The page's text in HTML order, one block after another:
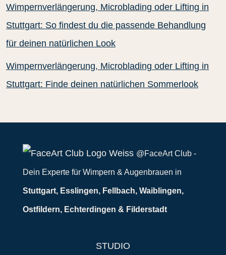
Wimpernverlängerung, Microblading oder Lifting in
Stuttgart: So findest du die passende Behandlung
für deinen natürlichen Look
Wimpernverlängerung, Microblading oder Lifting in
Stuttgart: Finde deinen natürlichen Sommerlook
@FaceArt Club -
Dein Experte für Wimpern & Augenbrauen in
Stuttgart, Esslingen, Fellbach, Waiblingen,
Ostfildern, Echterdingen & Filderstadt
STUDIO